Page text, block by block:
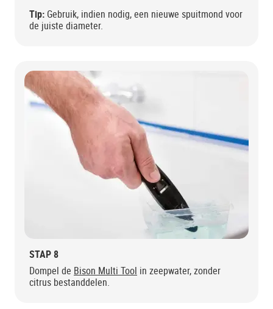
Tip: Gebruik, indien nodig, een nieuwe spuitmond voor
de juiste diameter.
STAP 8
Dompel de Bison Multi Tool in zeepwater, zonder
citrus bestanddelen.